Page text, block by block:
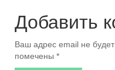
Добавить
Ваш адрес email не будет
помечены *